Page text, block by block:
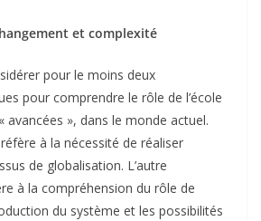
et complexité
pour le moins deux
pour comprendre le rôle de l’école
avancées », dans le monde actuel.
réfère à la nécessité de réaliser
de globalisation. L’autre
à la compréhension du rôle de
du système et les possibilités